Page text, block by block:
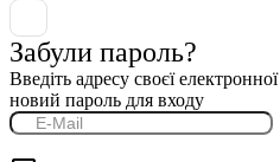
Забули пароль?
Введіть адресу своєї
новий пароль для входу